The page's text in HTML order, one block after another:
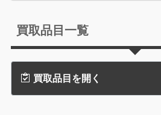
買取品目一覧
買取品目を開く